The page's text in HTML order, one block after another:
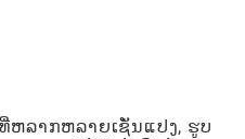
ຫລາກຫລາຍເຊັ່ນແປງ, ຮູບ